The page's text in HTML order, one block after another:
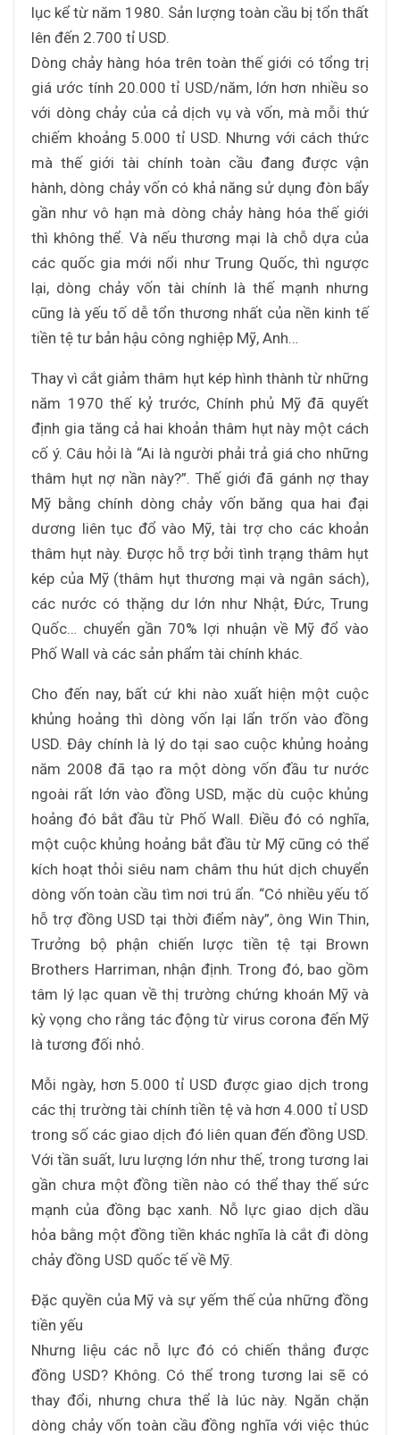
lục kể từ năm 1980. Sản lượng toàn cầu bị tổn thất
lên đến 2.700 tỉ USD.
Dòng chảy hàng hóa trên toàn thế giới có tổng trị
giá ước tính 20.000 tỉ USD/năm, lớn hơn nhiều so
với dòng chảy của cả dịch vụ và vốn, mà mỗi thứ
chiếm khoảng 5.000 tỉ USD. Nhưng với cách thức
mà thế giới tài chính toàn cầu đang được vận
hành, dòng chảy vốn có khả năng sử dụng đòn bẩy
gần như vô hạn mà dòng chảy hàng hóa thế giới
thì không thể. Và nếu thương mại là chỗ dựa của
các quốc gia mới nổi như Trung Quốc, thì ngược
lại, dòng chảy vốn tài chính là thế mạnh nhưng
cũng là yếu tố dễ tổn thương nhất của nền kinh tế
tiền tệ tư bản hậu công nghiệp Mỹ, Anh…
Thay vì cắt giảm thâm hụt kép hình thành từ những
năm 1970 thế kỷ trước, Chính phủ Mỹ đã quyết
định gia tăng cả hai khoản thâm hụt này một cách
cố ý. Câu hỏi là “Ai là người phải trả giá cho những
thâm hụt nợ nần này?”. Thế giới đã gánh nợ thay
Mỹ bằng chính dòng chảy vốn băng qua hai đại
dương liên tục đổ vào Mỹ, tài trợ cho các khoản
thâm hụt này. Được hỗ trợ bởi tình trạng thâm hụt
kép của Mỹ (thâm hụt thương mại và ngân sách),
các nước có thặng dư lớn như Nhật, Đức, Trung
Quốc… chuyển gần 70% lợi nhuận về Mỹ đổ vào
Phố Wall và các sản phẩm tài chính khác.
Cho đến nay, bất cứ khi nào xuất hiện một cuộc
khủng hoảng thì dòng vốn lại lẩn trốn vào đồng
USD. Đây chính là lý do tại sao cuộc khủng hoảng
năm 2008 đã tạo ra một dòng vốn đầu tư nước
ngoài rất lớn vào đồng USD, mặc dù cuộc khủng
hoảng đó bắt đầu từ Phố Wall. Điều đó có nghĩa,
một cuộc khủng hoảng bắt đầu từ Mỹ cũng có thể
kích hoạt thỏi siêu nam châm thu hút dịch chuyển
dòng vốn toàn cầu tìm nơi trú ẩn. “Có nhiều yếu tố
hỗ trợ đồng USD tại thời điểm này”, ông Win Thin,
Trưởng bộ phận chiến lược tiền tệ tại Brown
Brothers Harriman, nhận định. Trong đó, bao gồm
tâm lý lạc quan về thị trường chứng khoán Mỹ và
kỳ vọng cho rằng tác động từ virus corona đến Mỹ
là tương đối nhỏ.
Mỗi ngày, hơn 5.000 tỉ USD được giao dịch trong
các thị trường tài chính tiền tệ và hơn 4.000 tỉ USD
trong số các giao dịch đó liên quan đến đồng USD.
Với tần suất, lưu lượng lớn như thế, trong tương lai
gần chưa một đồng tiền nào có thể thay thế sức
mạnh của đồng bạc xanh. Nỗ lực giao dịch dầu
hỏa bằng một đồng tiền khác nghĩa là cắt đi dòng
chảy đồng USD quốc tế về Mỹ.
Đặc quyền của Mỹ và sự yếm thế của những đồng
tiền yếu
Nhưng liệu các nỗ lực đó có chiến thắng được
đồng USD? Không. Có thể trong tương lai sẽ có
thay đổi, nhưng chưa thể là lúc này. Ngăn chặn
dòng chảy vốn toàn cầu đồng nghĩa với việc thúc